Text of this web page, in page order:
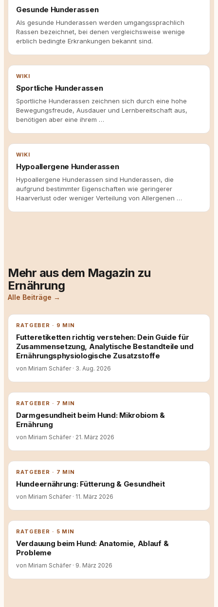
Gesunde Hunderassen
Als gesunde Hunderassen werden umgangssprachlich
Rassen bezeichnet, bei denen vergleichsweise wenige
erblich bedingte Erkrankungen bekannt sind.
WIKI
Sportliche Hunderassen
Sportliche Hunderassen zeichnen sich durch eine hohe
Bewegungsfreude, Ausdauer und Lernbereitschaft aus,
benötigen aber eine ihrem …
WIKI
Hypoallergene Hunderassen
Hypoallergene Hunderassen sind Hunderassen, die
aufgrund bestimmter Eigenschaften wie geringerer
Haarverlust oder weniger Verteilung von Allergenen …
Mehr aus dem Magazin zu
Ernährung
Alle Beiträge →
RATGEBER · 9 MIN
Futteretiketten richtig verstehen: Dein Guide für
Zusammensetzung, Analytische Bestandteile und
Ernährungsphysiologische Zusatzstoffe
von Miriam Schäfer · 3. Aug. 2026
RATGEBER · 7 MIN
Darmgesundheit beim Hund: Mikrobiom &
Ernährung
von Miriam Schäfer · 21. März 2026
RATGEBER · 7 MIN
Hundeernährung: Fütterung & Gesundheit
von Miriam Schäfer · 11. März 2026
RATGEBER · 5 MIN
Verdauung beim Hund: Anatomie, Ablauf &
Probleme
von Miriam Schäfer · 9. März 2026